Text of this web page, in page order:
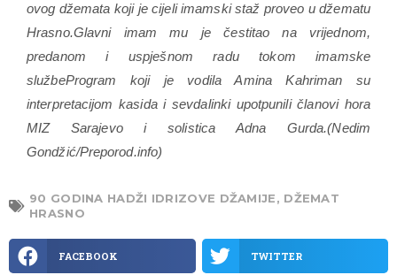
ovog džemata koji je cijeli imamski staž proveo u džematu
Hrasno.Glavni imam mu je čestitao na vrijednom,
predanom i uspješnom radu tokom imamske
službeProgram koji je vodila Amina Kahriman su
interpretacijom kasida i sevdalinki upotpunili članovi hora
MIZ Sarajevo i solistica Adna Gurda.(Nedim
Gondžić/Preporod.info)
90 GODINA HADŽI IDRIZOVE DŽAMIJE, DŽEMAT
HRASNO
FACEBOOK TWITTER